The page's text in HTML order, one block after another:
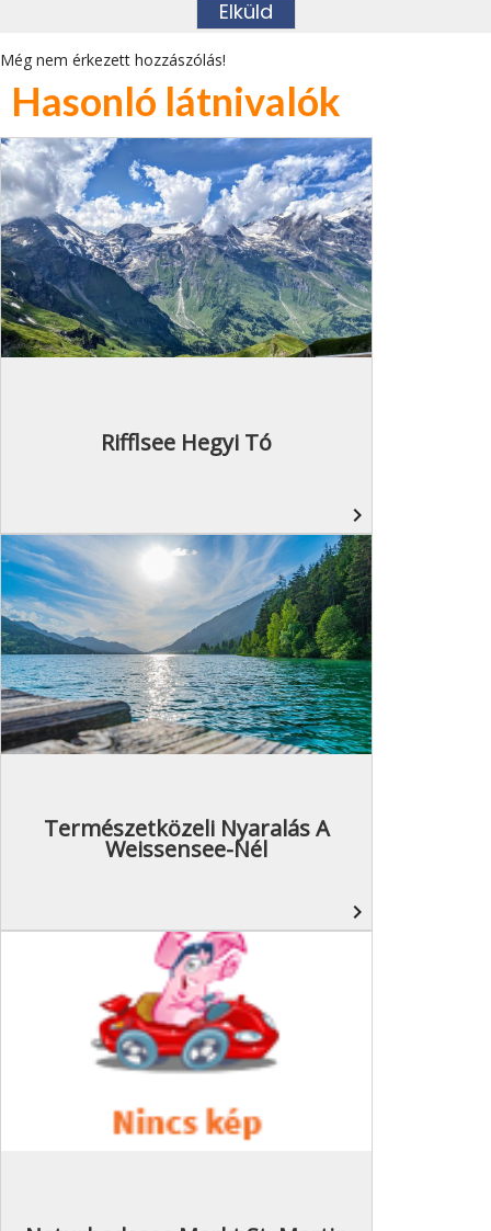
Még nem érkezett hozzászólás!
Hasonló látnivalók
Rifflsee Hegyi Tó
navigate_next
Természetközeli Nyaralás A
Weissensee-Nél
navigate_next